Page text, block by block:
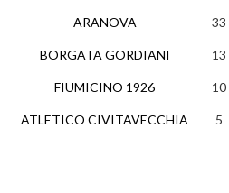
ARANOVA
BORGATA GORDIANI
FIUMICINO 1926
ATLETICO CIVITAVECCHIA
33
13
10
5